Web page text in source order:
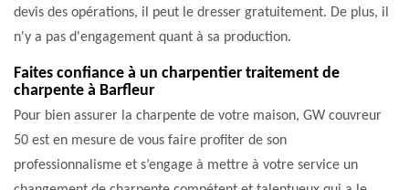
devis des opérations, il peut le dresser gratuitement. De plus, il
n'y a pas d'engagement quant à sa production.
Faites confiance à un charpentier traitement de
charpente à Barfleur
Pour bien assurer la charpente de votre maison, GW couvreur
50 est en mesure de vous faire profiter de son
professionnalisme et s’engage à mettre à votre service un